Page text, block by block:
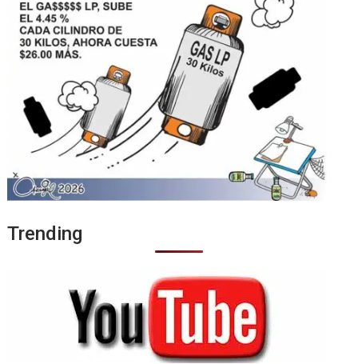
Trending